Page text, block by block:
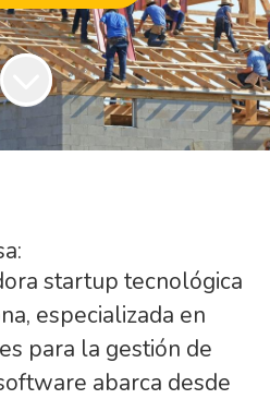
startup tecnológica
especializada en
para la gestión de
abarca desde